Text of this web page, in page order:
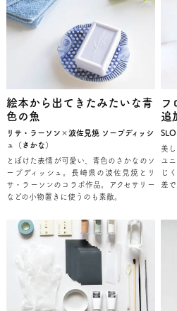
絵本から出てきたみたいな青
色の魚
リサ・ラーソン×波佐見焼 ソープディッシ
ュ（さかな）
とぼけた表情が可愛い、青色のさかなのソ
ープディッシュ。長崎県の波佐見焼とリ
サ・ラーソンのコラボ作品。アクセサリー
などの小物置きに使うのも素敵。
フ
追
美
ユ
じ
差